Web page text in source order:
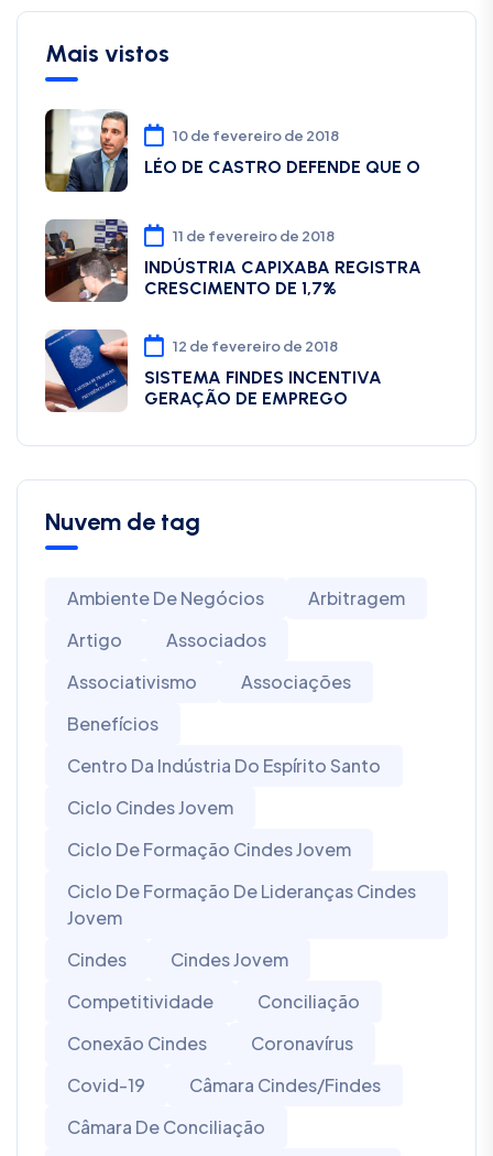
Mais vistos
10 de fevereiro de 2018
LÉO DE CASTRO DEFENDE QUE O
11 de fevereiro de 2018
INDÚSTRIA CAPIXABA REGISTRA
CRESCIMENTO DE 1,7%
12 de fevereiro de 2018
SISTEMA FINDES INCENTIVA
GERAÇÃO DE EMPREGO
Nuvem de tag
Ambiente De Negócios
Arbitragem
Artigo
Associados
Associativismo
Associações
Benefícios
Centro Da Indústria Do Espírito Santo
Ciclo Cindes Jovem
Ciclo De Formação Cindes Jovem
Ciclo De Formação De Lideranças Cindes
Jovem
Cindes
Cindes Jovem
Competitividade
Conciliação
Conexão Cindes
Coronavírus
Covid-19
Câmara Cindes/Findes
Câmara De Conciliação